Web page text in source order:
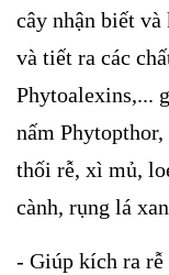
cây nhận biết
và tiết ra các
Phytoalexins,...
nấm
thối rễ, xì mủ,
cành, rụng lá
- Giúp kích ra rễ